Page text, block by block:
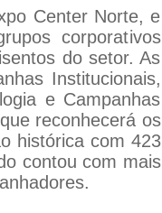
Center Norte, e
corporativos
do setor. As
Institucionais,
e Campanhas
reconhecerá os
histórica com 423
contou com mais